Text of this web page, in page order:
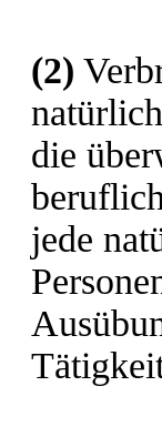
(2)
die
jede